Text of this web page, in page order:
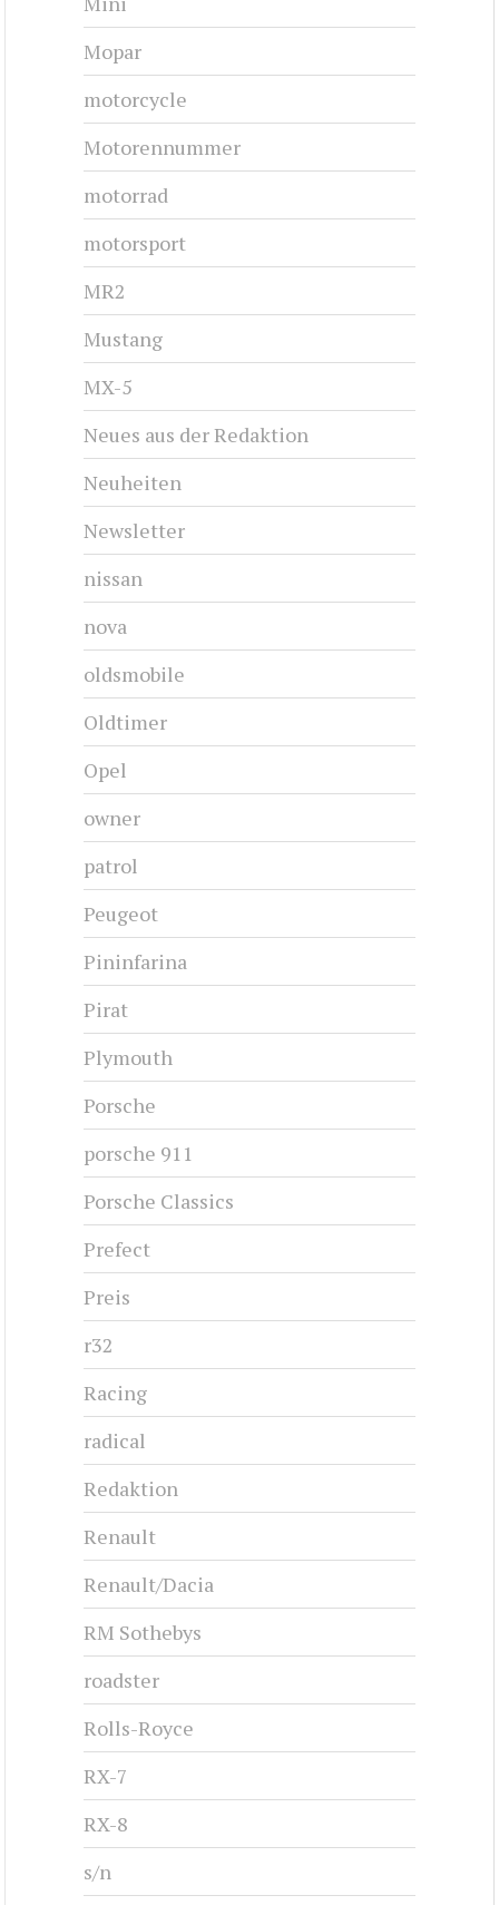
Mopar
motorcycle
Motorennummer
motorrad
motorsport
MR2
Mustang
MX-5
Neues aus der Redaktion
Neuheiten
Newsletter
nissan
nova
oldsmobile
Oldtimer
Opel
owner
patrol
Peugeot
Pininfarina
Pirat
Plymouth
Porsche
porsche 911
Porsche Classics
Prefect
Preis
r32
Racing
radical
Redaktion
Renault
Renault/Dacia
RM Sothebys
roadster
Rolls-Royce
RX-7
RX-8
s/n